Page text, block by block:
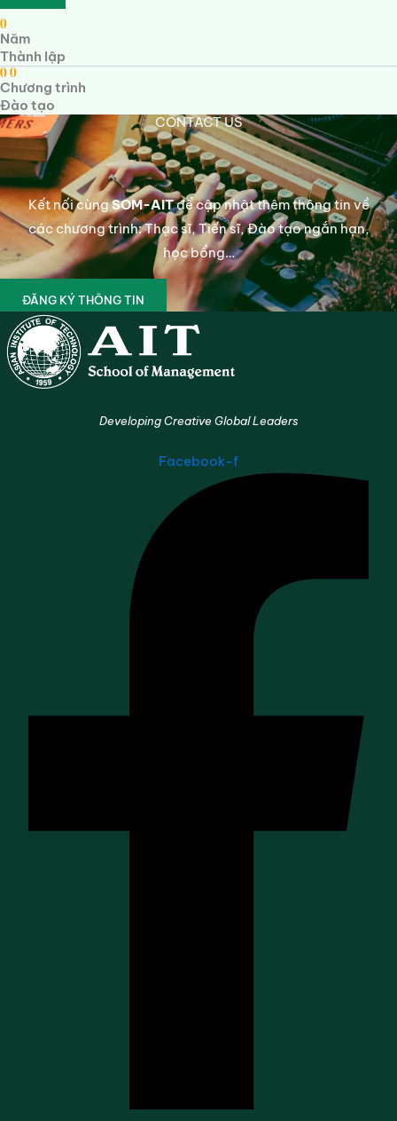
0
Năm
Thành lập
00
Chương trình
Đào tạo
CONTACT US
Kết nối cùngSOM-AITđể cập nhật thêm thông tin về
các chương trình: Thạc sĩ, Tiến sĩ, Đào tạo ngắn hạn,
học bổng…
ĐĂNG KÝ THÔNG TIN
Developing Creative Global Leaders
Facebook-f